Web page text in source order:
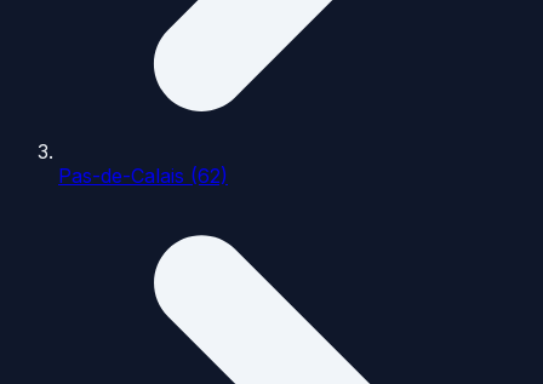
Pas-de-Calais (62)